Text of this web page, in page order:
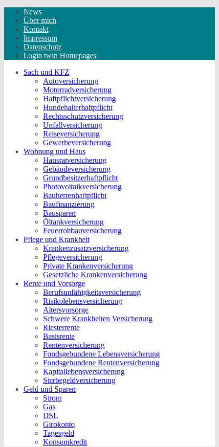
News
Über mich
Kontakt
Impressum
Datenschutz
Login twin Homepages
Sach und KFZ
Autoversicherung
Motorradversicherung
Haftpflichtversicherung
Hundehalterhaftpflicht
Rechtsschutzversicherung
Unfallversicherung
Reiseversicherung
Gewerbeversicherung
Wohnung und Haus
Hausratversicherung
Gebäudeversicherung
Grundbesitzerhaftpflicht
Photovoltaikversicherung
Bauherrenhaftpflicht
Baufinanzierung
Bausparen
Öltankversicherung
Feuerrohbauversicherung
Pflege und Krankheit
Krankenzusatzversicherung
Pflegeversicherung
Private Krankenversicherung
Gesetzliche Krankenversicherung
Rente und Vorsorge
Berufs­unfähigkeitsversicherung
Risikolebensversicherung
Altersvorsorge
Schwere Krankheiten Versicherung
Riesterrente
Basisrente
Rentenversicherung
Fondsgebundene Lebensversicherung
Fondsgebundene Rentenversicherung
Kapitallebensversicherung
Sterbegeldversicherung
Geld und Sparen
Strom
Gas
DSL
Girokonto
Tagesgeld
Konsumkredit